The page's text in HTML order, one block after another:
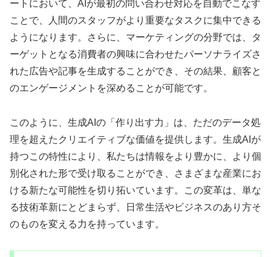
ートにおいて、AIが最初の問い合わせ対応を自動でこなす
ことで、人間のスタッフがより重要なタスクに集中できる
ようになります。さらに、マーケティングの分野では、タ
ーゲットとなる消費者の興味に合わせたパーソナライズさ
れた広告や記事を生成することができ、その結果、顧客と
のエンゲージメントを深めることが可能です。
このように、生成AIの「作り出す力」は、ただのデータ処
理を超えたクリエイティブな価値を提供します。生成AIが
持つこの特性により、私たちは情報をより豊かに、より個
別化された形で受け取ることができ、さまざまな産業にお
ける新たな可能性を切り拓いています。この変革は、単な
る技術革新にとどまらず、日常生活やビジネスのあり方そ
のものを変える力を持っています。